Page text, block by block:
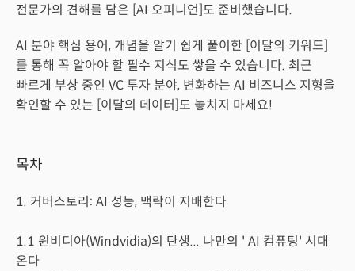
전문가의 견해를 담은 [AI 오피니언]도 준비했습니다.
AI 분야 핵심 용어, 개념을 알기 쉽게 풀이한 [이달의 키워드]
를 통해 꼭 알아야 할 필수 지식도 쌓을 수 있습니다. 최근
빠르게 부상 중인 VC 투자 분야, 변화하는 AI 비즈니스 지형을
확인할 수 있는 [이달의 데이터]도 놓치지 마세요!
목차
1. 커버스토리: AI 성능, 맥락이 지배한다
1.1 윈비디아(Windvidia)의 탄생... 나만의 ' AI 컴퓨팅' 시대
온다